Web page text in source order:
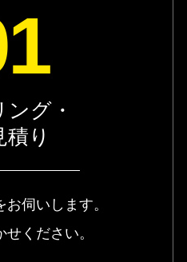
ング・
積り
伺いします。
ください。